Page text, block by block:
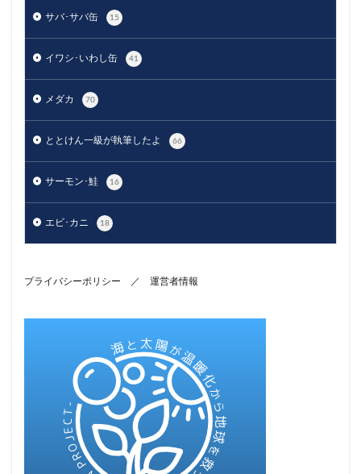
サバ･サバ缶 15
イワシ･いわし缶 41
メダカ 70
ととけん一級が執筆したよ 66
サーモン･鮭 16
エビ･カニ 18
プライバシーポリシー ／ 運営者情報